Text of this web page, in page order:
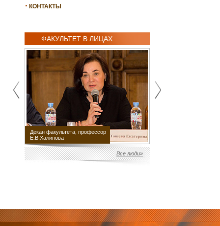
КОНТАКТЫ
ФАКУЛЬТЕТ В ЛИЦАХ
Декан факультета, профессор
Е.В.Халипова
Все люди»